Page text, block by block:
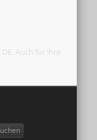
Auch für Ihre